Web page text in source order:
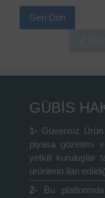
Geri Dön
GÜBİS
1- Güvensiz
piyasa gözetimi
yetkili kuruluşlar
ürünlerin ilan
2-
Bu